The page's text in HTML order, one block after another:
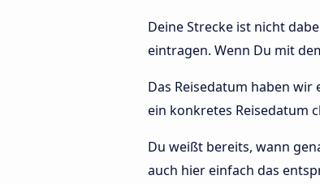
Deine Strecke ist nicht
eintragen. Wenn Du mit
Das Reisedatum haben
ein konkretes Reisedatum
Du weißt bereits, wann
auch hier einfach das